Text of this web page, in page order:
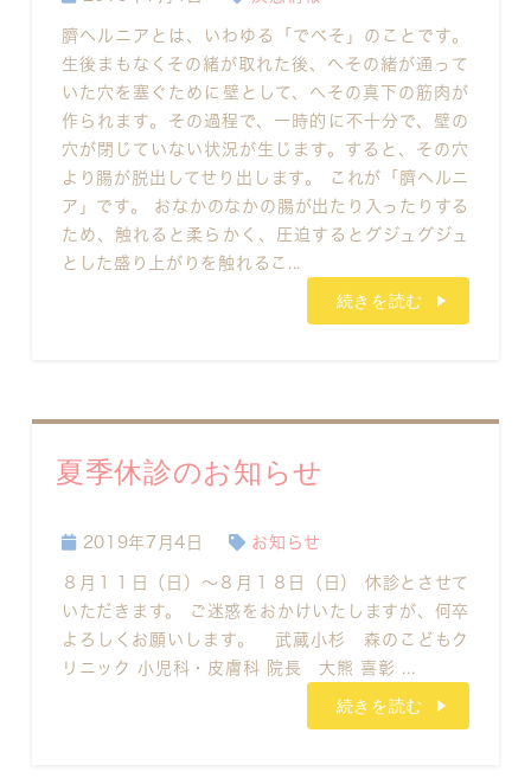
臍ヘルニアとは、いわゆる「でべそ」のことです。
生後まもなくその緒が取れた後、へその緒が通って
いた穴を塞ぐために壁として、へその真下の筋肉が
作られます。その過程で、一時的に不十分で、壁の
穴が閉じていない状況が生じます。すると、その穴
より腸が脱出してせり出します。 これが「臍ヘルニ
ア」です。 おなかのなかの腸が出たり入ったりする
ため、触れると柔らかく、圧迫するとグジュグジュ
とした盛り上がりを触れるこ...
続きを読む
夏季休診のお知らせ
2019年7月4日 お知らせ
８月１１日（日）～８月１８日（日） 休診とさせて
いただきます。 ご迷惑をおかけいたしますが、何卒
よろしくお願いします。 武蔵小杉 森のこどもク
リニック 小児科・皮膚科 院長 大熊 喜彰 ...
続きを読む